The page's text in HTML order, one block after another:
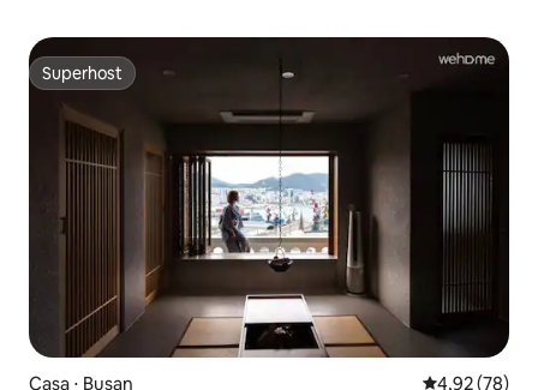
Superhost
Superhost
Casa ⋅ Busan 4,92 de uma
4,92 (78)